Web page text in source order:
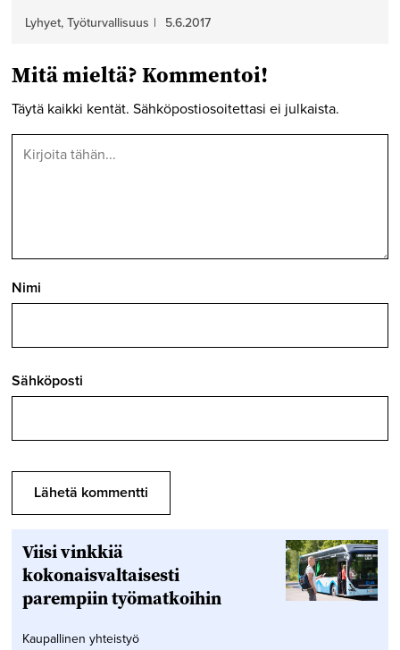
Lyhyet, Työturvallisuus | 5.6.2017
Mitä mieltä? Kommentoi!
Täytä kaikki kentät. Sähköpostiosoitettasi ei julkaista.
Nimi
Sähköposti
Viisi vinkkiä
kokonaisvaltaisesti
parempiin työmatkoihin
Kaupallinen yhteistyö